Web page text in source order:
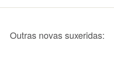
Outras novas suxeridas: